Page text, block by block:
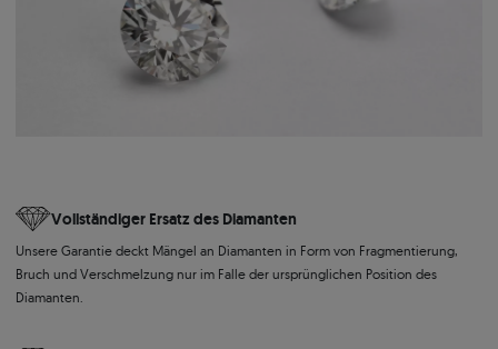
Vollständiger Ersatz des Diamanten
Unsere Garantie deckt Mängel an Diamanten in Form von Fragmentierung,
Bruch und Verschmelzung nur im Falle der ursprünglichen Position des
Diamanten.